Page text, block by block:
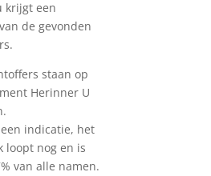
krijgt een
de gevonden
staan op
Herinner U
.
indicatie, het
loopt nog en is
van alle namen.